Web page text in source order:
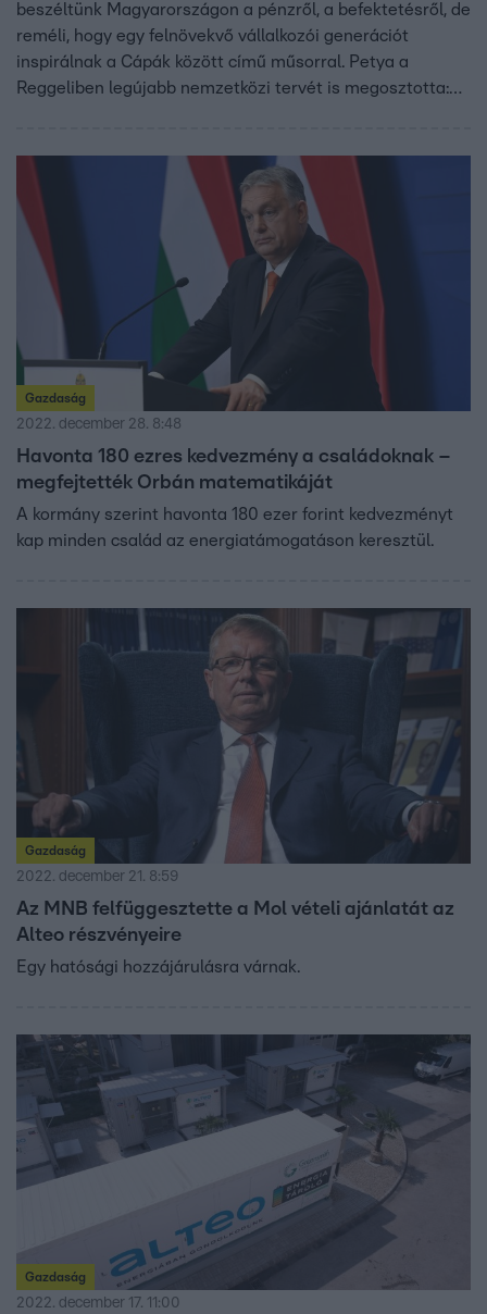
beszéltünk Magyarországon a pénzről, a befektetésről, de
reméli, hogy egy felnövekvő vállalkozói generációt
inspirálnak a Cápák között című műsorral. Petya a
Reggeliben legújabb nemzetközi tervét is megosztotta:
Gazdaság
2022. december 28. 8:48
Havonta 180 ezres kedvezmény a családoknak –
megfejtették Orbán matematikáját
A kormány szerint havonta 180 ezer forint kedvezményt
kap minden család az energiatámogatáson keresztül.
Gazdaság
2022. december 21. 8:59
Az MNB felfüggesztette a Mol vételi ajánlatát az
Alteo részvényeire
Egy hatósági hozzájárulásra várnak.
Gazdaság
2022. december 17. 11:00